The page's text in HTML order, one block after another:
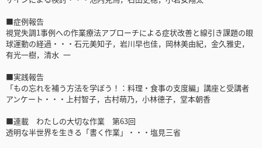
■症例報告
視覚失調1事例への作業療法アプローチによる症状改善と線引き課題の眼
球運動の経過・・・石元美知子，岩川早也佳，岡林美由紀，金久雅史，
有光一樹，清水 一
■実践報告
「もの忘れを補う方法を学ぼう！：料理・食事の支度編」講座と受講者
アンケート・・・上村智子，古村萌乃，小林德子，堂本朝香
■連載 わたしの大切な作業 第63回
透明な半世界を生きる「書く作業」・・・塩見三省